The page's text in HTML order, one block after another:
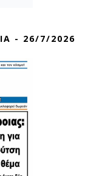
- 26/7/2026